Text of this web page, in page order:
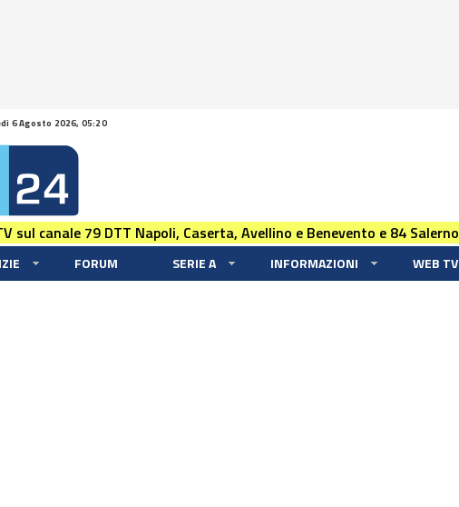
6 Agosto 2026, 05:20
sul canale 79 DTT Napoli, Caserta, Avellino e Benevento e 84 Salerno
FORUM SERIE A INFORMAZIONI WEB TV